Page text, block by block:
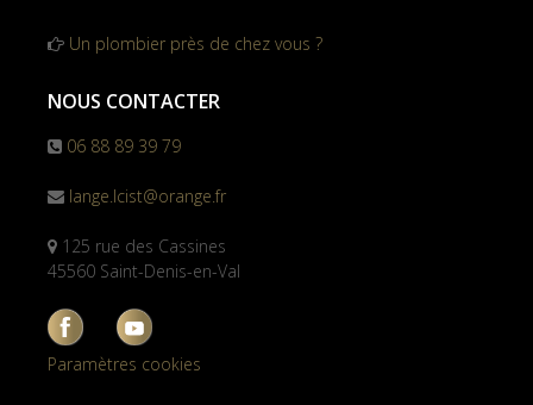
Un plombier près de chez vous ?
NOUS CONTACTER
06 88 89 39 79
lange.lcist@orange.fr
125 rue des Cassines
45560 Saint-Denis-en-Val
Paramètres cookies